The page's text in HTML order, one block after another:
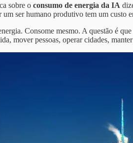
sobre o consumo de energia da IA
um ser humano produtivo tem um
Consome mesmo. A questão é
mover pessoas, operar cidades,